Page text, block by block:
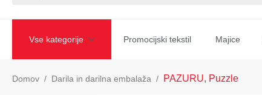
Vse kategorije Promocijski tekstil Majice
Domov Darila in darilna embalaža PAZURU, Puzzle